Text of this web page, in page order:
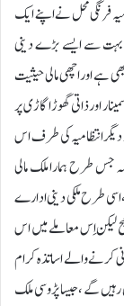
فرنگی محل نے اپنے ایک
بہت سے ایسے بڑے دینی
ہے اوراچھی مالی حیثیت
اورذاتی گھوڑا گاڑی پر
کی طرف اس
جس طرح ہمارا ملک مالی
طرح ملکی دینی ادارے
لیکن اِس معاملے میں اس
کرنے والے اساتذہ کرام
گے ،جیسا پڑوسی ملک